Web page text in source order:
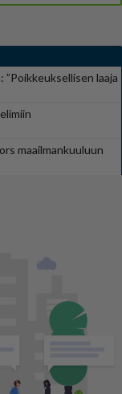
laaja
maailmankuuluun